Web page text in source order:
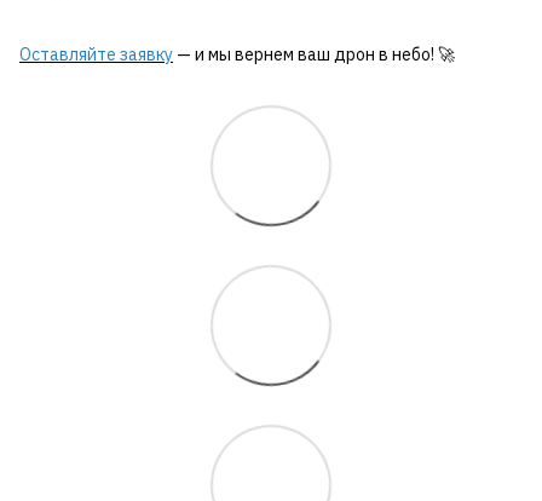
Оставляйте заявку — и мы вернем ваш дрон в небо! 🚀